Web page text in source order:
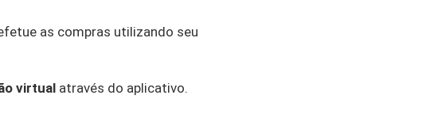
as compras utilizando seu
virtual através do aplicativo.